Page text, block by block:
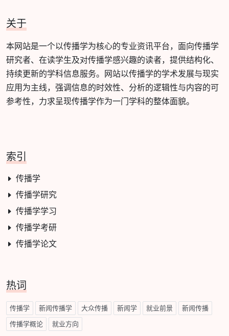
关于
本网站是一个以传播学为核心的专业资讯平台，面向传播学
研究者、在读学生及对传播学感兴趣的读者，提供结构化、
持续更新的学科信息服务。网站以传播学的学术发展与现实
应用为主线，强调信息的时效性、分析的逻辑性与内容的可
参考性，力求呈现传播学作为一门学科的整体面貌。
索引
传播学
传播学研究
传播学学习
传播学考研
传播学论文
热词
传播学 新闻传播学 大众传播 新闻学 就业前景 新闻传播
传播学概论 就业方向